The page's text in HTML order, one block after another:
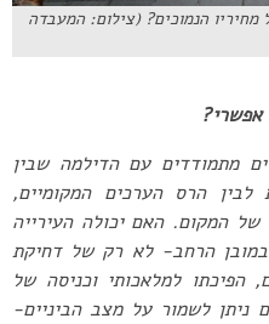
הנמוכים? (צילום: המעבדה
אפשרי?
מתמודדים עם הדילמה שבין
לבין הרס הערכים המקומיים,
של המקום. האם יכולה העירייה
במובן הרחב- לא רק של דחיקת
הפיכתו למלאכותי וכניסה של
ניתן לשמור על מצב הביניים-